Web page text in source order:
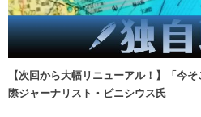
【次回から大幅リニューアル！】「今
際ジャーナリスト・ビニシウス氏